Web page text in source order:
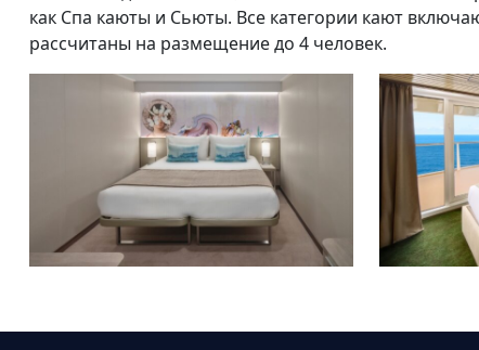
как Спа каюты и Сьюты. Все категории кают
рассчитаны на размещение до 4 человек.